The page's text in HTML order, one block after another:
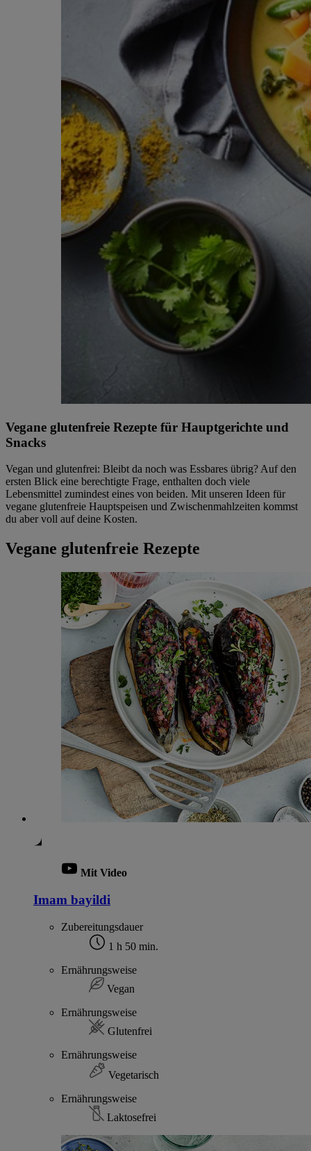
Vegane glutenfreie Rezepte für Hauptgerichte und
Snacks
Vegan und glutenfrei: Bleibt da noch was Essbares übrig? Auf den
ersten Blick eine berechtigte Frage, enthalten doch viele
Lebensmittel zumindest eines von beiden. Mit unseren Ideen für
vegane glutenfreie Hauptspeisen und Zwischenmahlzeiten kommst
du aber voll auf deine Kosten.
Vegane glutenfreie Rezepte
Mit Video
Imam bayildi
Zubereitungsdauer
1 h 50 min.
Ernährungsweise
Vegan
Ernährungsweise
Glutenfrei
Ernährungsweise
Vegetarisch
Ernährungsweise
Laktosefrei